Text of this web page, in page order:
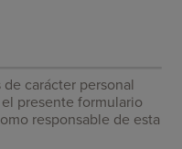
carácter personal
presente formulario
responsable de esta